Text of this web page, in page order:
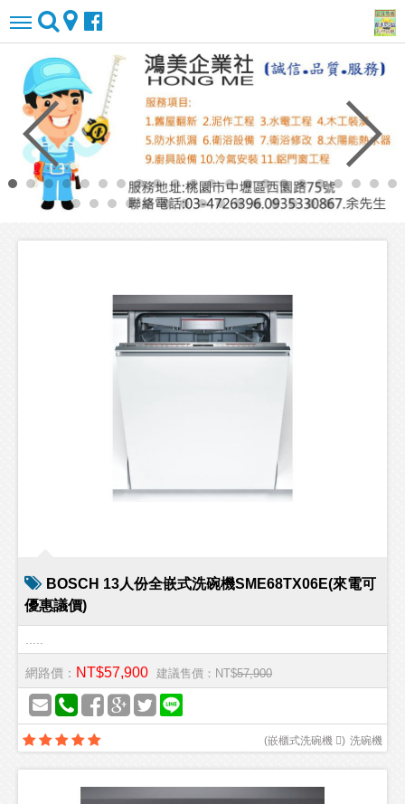
BOSCH 13人份全嵌式洗碗機SME68TX06E(來電可
優惠議價)
網路價： NT$57,900 建議售價：NT$57,900
洗碗機
(嵌櫃式洗碗機 )